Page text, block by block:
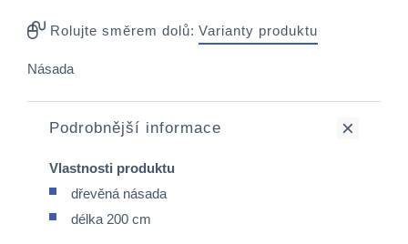
Rolujte směrem dolů: Varianty produktu
Násada
Podrobnější informace
Vlastnosti produktu
dřevěná násada
délka 200 cm